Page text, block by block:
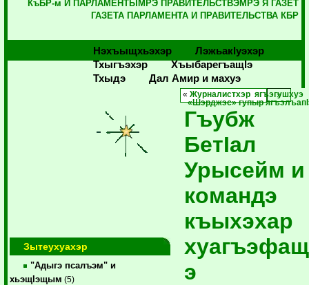
КъБР-м И ПАРЛАМЕНТЫМРЭ ПРАВИТЕЛЬСТВЭМРЭ Я ГАЗЕТ
ГАЗЕТА ПАРЛАМЕНТА И ПРАВИТЕЛЬСТВА КБР
Нэхъыщхьэхэр
Лэжьакlуэхэр
Тхыгъэхэр
Хъыбарегъащlэ
Тхыдэ
Дал Амир и махуэ
Зытеухуахэр
"Адыгэ псалъэм" и
хьэщIэщым (5)
«Журналистхэр ягъэгушхуэ
«Шэрджэс» гупыр
Гъубж
БетIал
Урысейм и
командэ
къыхэхар
хуагъэфащ
э